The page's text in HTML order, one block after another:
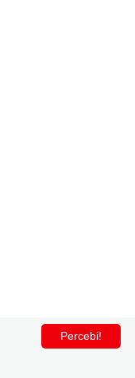
Percebi!